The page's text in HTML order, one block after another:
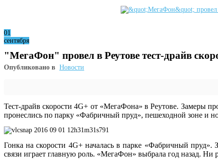
01
сентября
"МегаФон" провел в Реутове тест-драйв
Опубликовано в Новости
Тест-драйв скорости 4G+ от «МегаФона» в Реутове. Замеры
пронеслись по парку «Фабричный пруд», пешеходной зоне и
Гонка на скорости 4G+ началась в парке «Фабричный пруд».
связи играет главную роль. «МегаФон» выбрала год назад. Ни